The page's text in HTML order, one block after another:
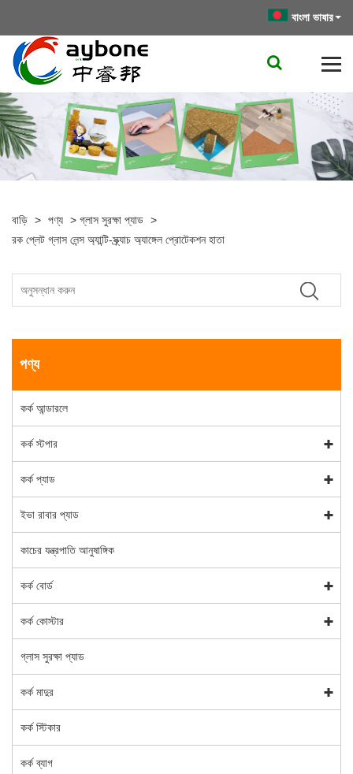
বাংলা ভাষার
বাড়ি > পণ্য > গ্লাস সুরক্ষা প্যাড >
রক প্লেট গ্লাস লেন্স অ্যান্টি-স্ক্র্যাচ অ্যাঙ্গেল প্রোটেকশন হাতা
পণ্য
কর্ক আন্ডারলে
কর্ক স্টপার
কর্ক প্যাড
ইভা রাবার প্যাড
কাচের যন্ত্রপাতি আনুষাঙ্গিক
কর্ক বোর্ড
কর্ক কোস্টার
গ্লাস সুরক্ষা প্যাড
কর্ক মাদুর
কর্ক স্টিকার
কর্ক ব্যাগ